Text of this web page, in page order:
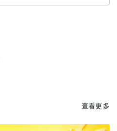
查看更多